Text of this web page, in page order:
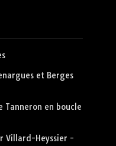
et Berges
Tanneron en boucle
Villard-Heyssier -